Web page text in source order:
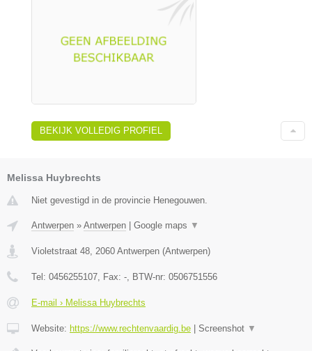
BEKIJK VOLLEDIG PROFIEL
Melissa Huybrechts
Niet gevestigd in de provincie Henegouwen.
Antwerpen » Antwerpen Google maps ▼
Violetstraat 48, 2060 Antwerpen (Antwerpen)
Tel: 0456255107, Fax: -, BTW-nr: 0506751556
E-mail › Melissa Huybrechts
Website: https://www.rechtenvaardig.be Screenshot ▼